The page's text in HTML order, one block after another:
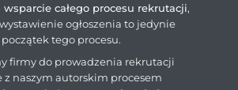
całego procesu rekrutacji,
ogłoszenia to jedynie
początek tego procesu.
firmy do prowadzenia rekrutacji
z naszym autorskim procesem